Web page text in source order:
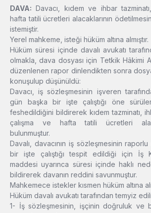
DAVA: Davacı, kıdem ve ihbar
hafta tatili ücretleri alacaklarının
istemiştir.
Yerel mahkeme, isteği hüküm altına almıştır.
Hüküm süresi içinde davalı avukatı
olmakla, dava dosyası için Tetkik Hâkimi
düzenlenen rapor dinlendikten sonra
konuşulup düşünüldü:
Davacı, iş sözleşmesinin işveren
gün başka bir işte çalıştığı öne
feshedildiğini bildirerek kıdem tazminatı,
çalışma ve hafta tatili ücretleri
bulunmuştur.
Davalı, davacının iş sözleşmesinin
bir işte çalıştığı tespit edildiği için İş
maddesi uyarınca süresi içinde haklı
bildirerek davanın reddini savunmuştur.
Mahkemece istekler kısmen hüküm altına
Hüküm davalı avukatı tarafından temyiz
1- İş sözleşmesinin, işçinin doğruluk ve